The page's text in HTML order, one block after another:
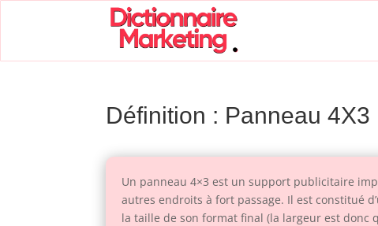
Définition : Panneau 4X3
Un panneau 4×3 est un support publicitaire
autres endroits à fort passage. Il est constitué
la taille de son format final (la largeur est donc